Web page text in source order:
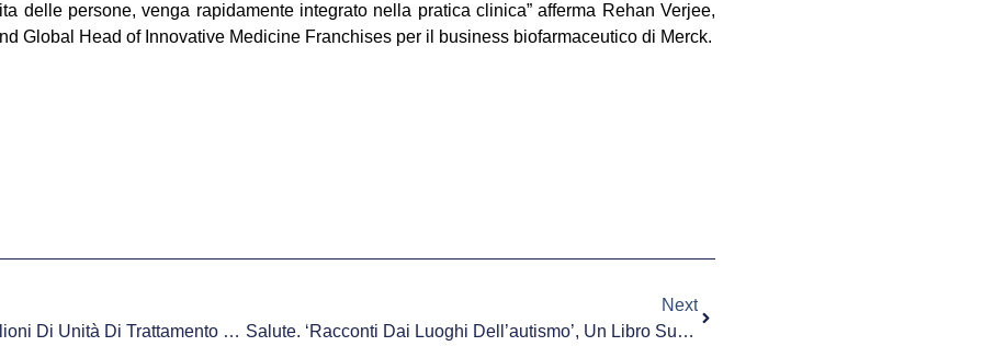
delle persone, venga rapidamente integrato nella pratica clinica” afferma Rehan Verjee,
Global Head of Innovative Medicine Franchises per il business biofarmaceutico di Merck.
Bayer Dona Ulteriori 50 Milioni Di Unità Di Trattamento Per L’emofilia Al Programma Di Aiuti Umanitari Della World Federation Of Hemophilia
Next
Salute. ‘Racconti Dai Luoghi Dell’autismo’, Un Libro Sulle Difficoltà Del Terapeuta